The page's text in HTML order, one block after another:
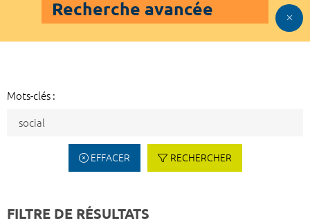
Recherche avancée
Mots-clés :
EFFACER RECHERCHER
FILTRE DE RÉSULTATS